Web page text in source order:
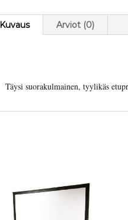
Kuvaus Arviot (0)
Täysi suorakulmainen, tyylikäs